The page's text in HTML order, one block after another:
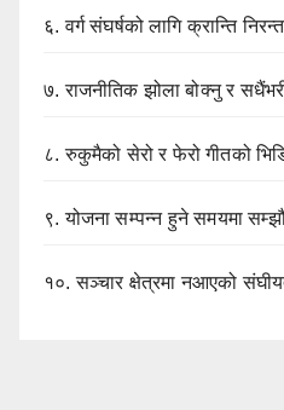
६.वर्ग संघर्षको लागि क्रान्ति
७.राजनीतिक झोला बोक्नु र
८.रुकुमैको सेरो र फेरो गीतको
९.योजना सम्पन्न हुने समयमा
१०.सञ्चार क्षेत्रमा नआएको